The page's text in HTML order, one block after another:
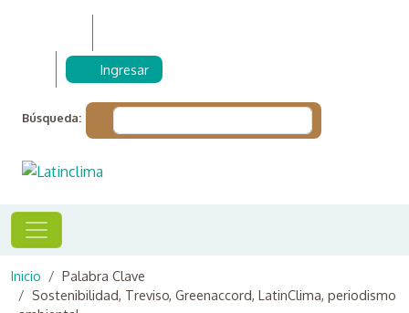
Pasar al contenido principal
Ingresar
Búsqueda:
Ruta de navegación
Inicio
Palabra Clave
Sostenibilidad, Treviso, Greenaccord, LatinClima, periodismo